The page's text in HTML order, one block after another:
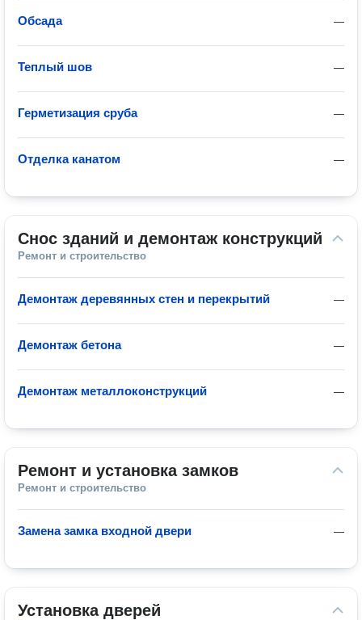
—
Обсада
—
Теплый шов
—
Герметизация сруба
—
Отделка канатом
Снос зданий и демонтаж конструкций
Ремонт и строительство
—
Демонтаж деревянных стен и перекрытий
—
Демонтаж бетона
—
Демонтаж металлоконструкций
Ремонт и установка замков
Ремонт и строительство
—
Замена замка входной двери
Установка дверей